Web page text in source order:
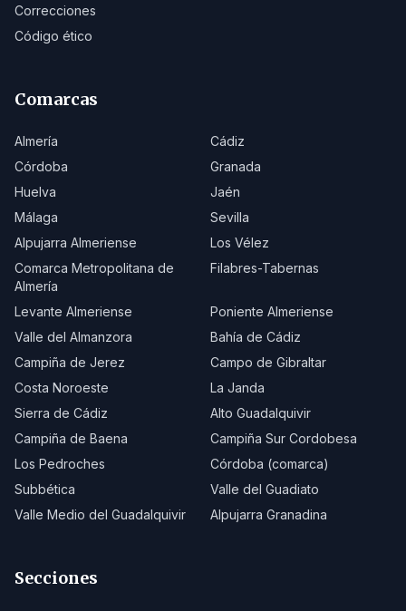
Correcciones
Código ético
Comarcas
Almería
Cádiz
Córdoba
Granada
Huelva
Jaén
Málaga
Sevilla
Alpujarra Almeriense
Los Vélez
Comarca Metropolitana de
Almería
Filabres-Tabernas
Levante Almeriense
Poniente Almeriense
Valle del Almanzora
Bahía de Cádiz
Campiña de Jerez
Campo de Gibraltar
Costa Noroeste
La Janda
Sierra de Cádiz
Alto Guadalquivir
Campiña de Baena
Campiña Sur Cordobesa
Los Pedroches
Córdoba (comarca)
Subbética
Valle del Guadiato
Valle Medio del Guadalquivir
Alpujarra Granadina
Secciones